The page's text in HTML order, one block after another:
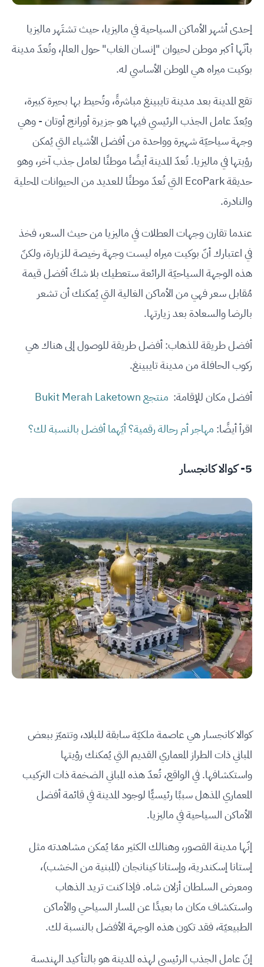
إحدى أشهر الأماكن السياحية في ماليزيا، حيث تشتَهر ماليزيا
بأنّها أكبر موطن لحيوان "إنسان الغاب" حول العالم، وتُعدّ مدينة
بوكيت ميراه هي الموطن الأساسي له.
تقع المدينة بعد مدينة تايبينغ مباشرةً، وتُحيط بها بحيرة كبيرة،
ويُعدّ عامل الجذب الرئيسي فيها هو جزيرة أورانج أوتان - وهي
وجهة سياحيّة شهيرة وواحدة من أفضل الأشياء التي يُمكن
رؤيتها في ماليزيا. تُعدّ المدينة أيضًا موطنًا لعامل جذب آخر، وهو
حديقة EcoPark التي تُعدّ موطنًا للعديد من الحيوانات المحلية
والنادرة.
عندما تقارن وجهات العطلات في ماليزيا من حيث السعر، فخذ
في اعتبارك أنّ بوكيت ميراه ليست وجهة رخيصة للزيارة، ولكنّ
هذه الوجهة السياحيّة الرائعة ستعطيك بلا شكّ أفضل قيمة
مُقابل سعر فهي من الأماكن الغالية التي يُمكنك أن تشعر
بالرضا والسعادة بعد زيارتها.
أفضل طريقة للذهاب: أفضل طريقة للوصول إلى هناك هي
ركوب الحافلة من مدينة تايبينغ.
أفضل مكان للإقامة: منتجع Bukit Merah Laketown
اقرأ أيضًا: مهاجر أم رحالة رقمية؟ أيّهما أفضل بالنسبة لك؟
5- كوالا كانجسار
كوالا كانجسار هي عاصمة ملكيّة سابقة للبلاد، وتتميّز ببعض
المباني ذات الطراز المعماري القديم التي يُمكنك رؤيتها
واستكشافها. في الواقع، تُعدّ هذه المباني الضخمة ذات التركيب
المعماري المذهل سببًا رئيسيًّا لوجود المدينة في قائمة أفضل
الأماكن السياحية في ماليزيا.
إنّها مدينة القصور، وهنالك الكثير ممّا يُمكن مشاهدته مثل
إستانا إسكندرية، وإستانا كينانجان (المبنية من الخشب)،
ومعرض السلطان أزلان شاه. فإذا كنت تريد الذهاب
واستكشاف مكان ما بعيدًا عن المسار السياحي والأماكن
الطبيعيّة، فقد تكون هذه الوجهة الأفضل بالنسبة لك.
إنّ عامل الجذب الرئيسي لهذه المدينة هو بالتأكيد الهندسة